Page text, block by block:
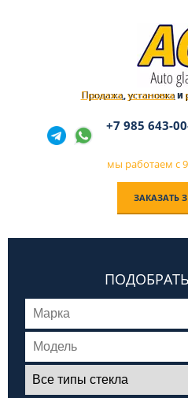
Продажа,установкаи
+7 985 643-
мы работаем с
ЗАКАЗАТЬ